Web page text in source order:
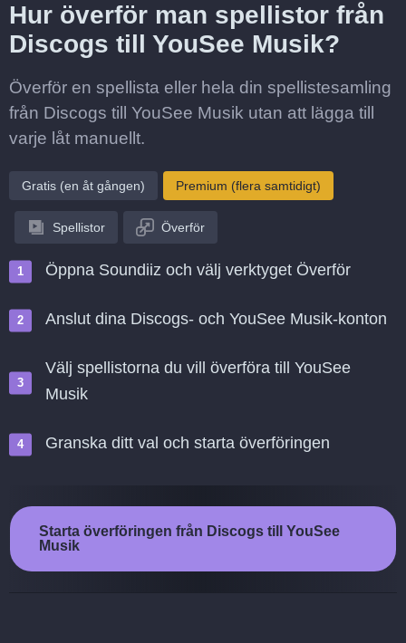
Hur överför man spellistor från
Discogs till YouSee Musik?
Överför en spellista eller hela din spellistesamling
från Discogs till YouSee Musik utan att lägga till
varje låt manuellt.
Gratis (en åt gången) Premium (flera samtidigt)
Spellistor Överför
Öppna Soundiiz och välj verktyget Överför
Anslut dina Discogs- och YouSee Musik-konton
Välj spellistorna du vill överföra till YouSee
Musik
Granska ditt val och starta överföringen
Starta överföringen från Discogs till YouSee
Musik